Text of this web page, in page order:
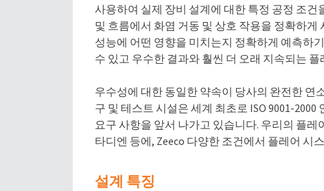
사용하여 실제 장비 설계에 대한 특정 공정 조
및 흐름에서 화염 거동 및 상호 작용을 정확하
성능에 어떤 영향을 미치는지 정확하게 예측하
수 있고 우수한 결과와 훨씬 더 오래 지속되는
우수성에 대한 동일한 약속이 당사의 완전한 연
구 및 테스트 시설은 세계 최초로 ISO 9001-
요구 사항을 앞서 나가고 있습니다. 우리의 플
타디엔 등에, Zeeco 다양한 조건에서 플레어 시
설계 특징